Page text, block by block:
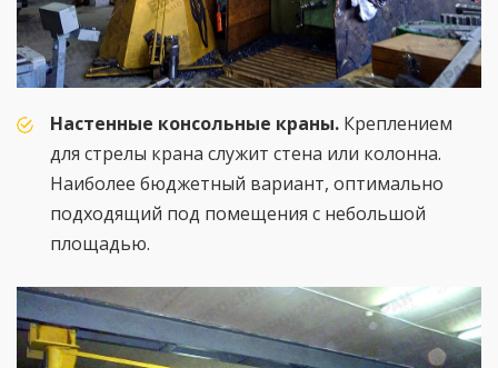
Настенные консольные краны. Креплением
для стрелы крана служит стена или колонна.
Наиболее бюджетный вариант, оптимально
подходящий под помещения с небольшой
площадью.